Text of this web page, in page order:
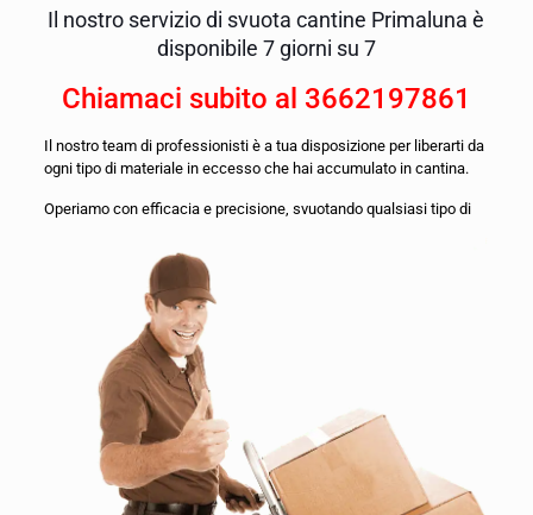
Il nostro servizio di svuota cantine Primaluna è
disponibile 7 giorni su 7
Chiamaci subito al 3662197861
Il nostro team di professionisti è a tua disposizione per liberarti da
ogni tipo di materiale in eccesso che hai accumulato in cantina.
Operiamo con efficacia e precisione, svuotando qualsiasi tipo di